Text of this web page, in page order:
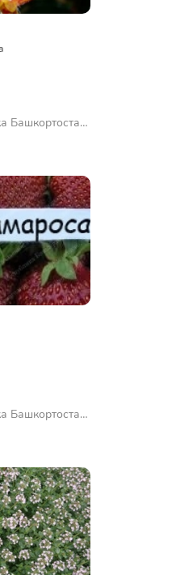
Башкортостан,
Башкортостан,